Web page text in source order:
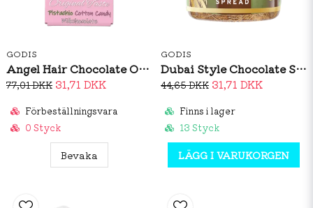
GODIS
Angel Hair Chocolate Original Taste 100g
77,01 DKK 31,71 DKK
Förbeställningsvara
0 Styck
Bevaka
GODIS
Dubai Style Chocolate Spread 150g
44,65 DKK 31,71 DKK
Finns i lager
13 Styck
LÄGG I VARUKORGEN